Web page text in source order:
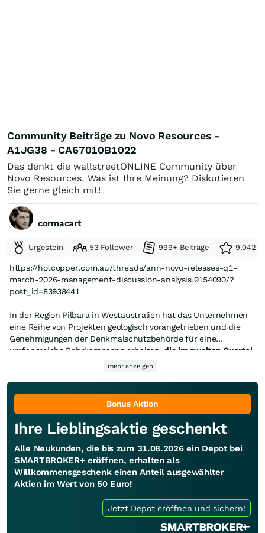
Community Beiträge zu Novo Resources -
A1JG38 - CA67010B1022
Das denkt die wallstreetONLINE Community über
Novo Resources. Was ist Ihre Meinung? Diskutieren
Sie gerne gleich mit!
cormacart
Urgestein 53 Follower 999+ Beiträge 9.042
https://hotcopper.com.au/threads/ann-novo-releases-q1-
march-2026-management-discussion-analysis.9154090/?
post_id=83938441
In der Region Pilbara in Westaustralien hat das Unternehmen
eine Reihe von Projekten geologisch vorangetrieben und die
Genehmigungen der Denkmalschutzbehörde für eine
umfangreiche Bohrkampagne erhalten, die im zweiten Quartal
soll. Die Bohrungen werden
Teichman im Egina Gold Camp
mehr anzeigen
Bonus Aktion
Ihre Lieblingsaktie geschenkt
Alle Neukunden, die bis zum 31.08.2026 ein Depot bei
SMARTBROKER+ eröffnen, erhalten als
Willkommensgeschenk einen Anteil ausgewählter
Aktien im Wert von 50 Euro!
Jetzt Depot eröffnen und sichern!